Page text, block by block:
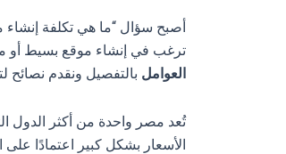
ترغب في إنشاء موقع بسيط أو
العوامل بالتفصيل ونقدم نصائح
تُعد مصر واحدة من أكثر الدول
الأسعار بشكل كبير اعتمادًا على